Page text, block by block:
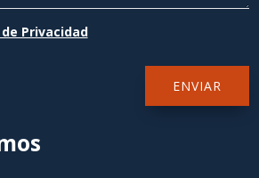
Privacidad
ENVIAR